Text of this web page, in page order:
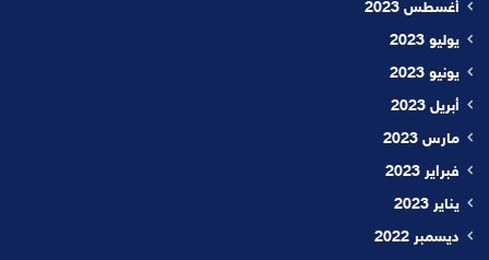
أغسطس 2023
يوليو 2023
يونيو 2023
أبريل 2023
مارس 2023
فبراير 2023
يناير 2023
ديسمبر 2022